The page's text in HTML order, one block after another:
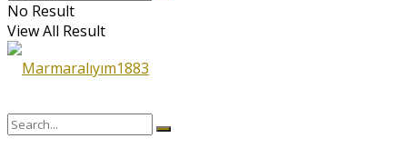
No Result
View All Result